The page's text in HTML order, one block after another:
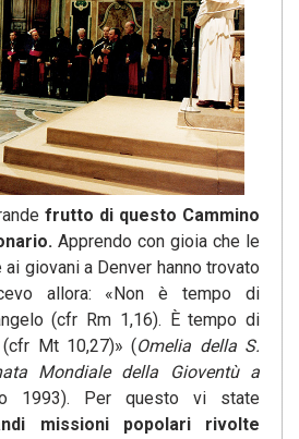
frutto di questo Cammino
Apprendo con gioia che le
giovani a Denver hanno trovato
allora: «Non è tempo di
(cfr Rm 1,16). È tempo di
Mt 10,27)» (Omelia della S.
Mondiale della Gioventù a
1993). Per questo vi state
missioni popolari rivolte